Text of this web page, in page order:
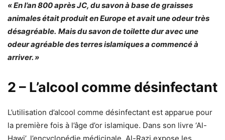
« En l’an 800 après JC, du savon à base de graisses
animales était produit en Europe et avait une odeur très
désagréable. Mais du savon de toilette dur avec une
odeur agréable des terres islamiques a commencé à
arriver. »
2 – L’alcool comme désinfectant
L’utilisation d’alcool comme désinfectant est apparue pour
la première fois à l’âge d’or islamique. Dans son livre ‘Al-